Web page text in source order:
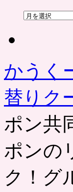
過
かうく
替りク
ポン共
ポンの
ク！グ